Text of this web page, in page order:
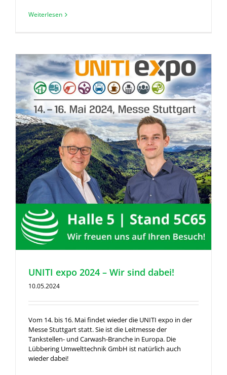
Weiterlesen
UNITI expo 2024 – Wir sind dabei!
10.05.2024
Vom 14. bis 16. Mai findet wieder die UNITI expo in der
Messe Stuttgart statt. Sie ist die Leitmesse der
Tankstellen- und Carwash-Branche in Europa. Die
Lübbering Umwelttechnik GmbH ist natürlich auch
wieder dabei!